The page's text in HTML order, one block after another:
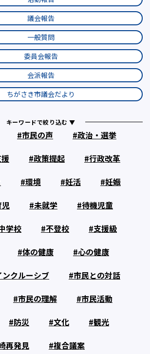
議会報告
一般質問
委員会報告
会派報告
ちがさき市議会だより
キーワードで絞り込む ▼
市民の声
政治・選挙
政策提起
行政改革
環境 妊活
妊娠
未就学
待機児童
学校 不登校
支援級
体の健康
心の健康
ンクルーシブ
市民との対話
市民の理解
市民活動
防災 文化
観光
再発見
複合議案